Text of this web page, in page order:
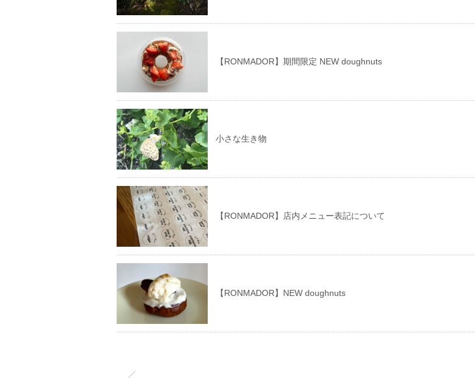
【RONMADOR】期間限定 NEW doughnuts
小さな生き物
【RONMADOR】店内メニュー表記について
【RONMADOR】NEW doughnuts